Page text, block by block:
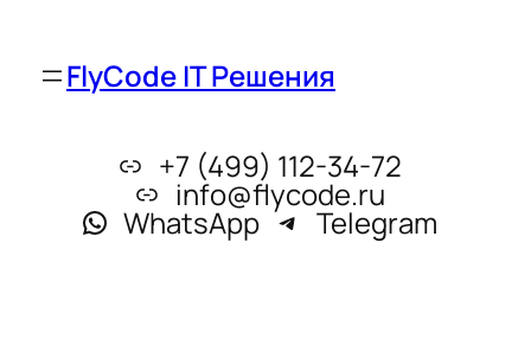
FlyCode IT Решения
+7 (499) 112-34-72
info@flycode.ru
WhatsApp Telegram